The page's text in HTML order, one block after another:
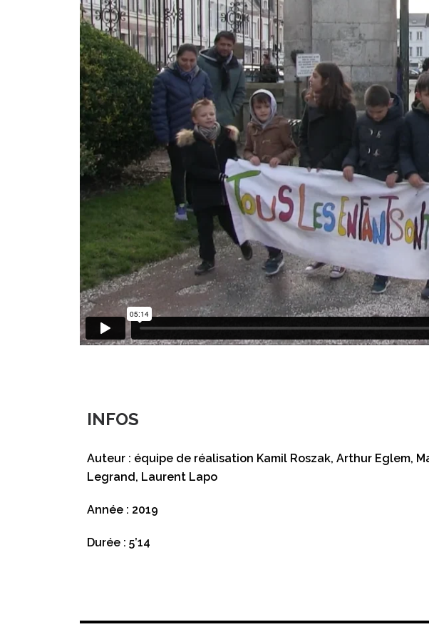
INFOS
Auteur : équipe de réalisation Kamil Roszak, Arthur Eglem,
Legrand, Laurent Lapo
Année : 2019
Durée : 5’14